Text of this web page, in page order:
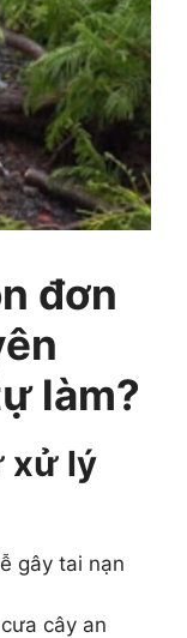
đơn
làm?
xử lý
gây tai nạn
cây an